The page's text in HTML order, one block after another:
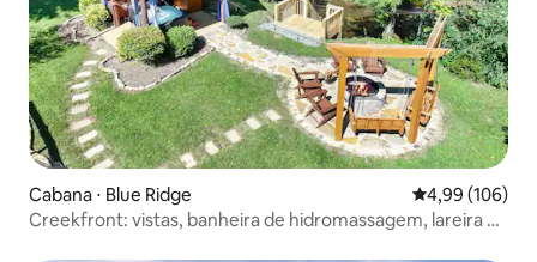
Cabana ⋅ Blue Ridge 4,99 de uma
4,99 (106)
Creekfront: vistas, banheira de hidromassagem, lareira e